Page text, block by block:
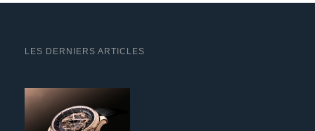
LES DERNIERS ARTICLES